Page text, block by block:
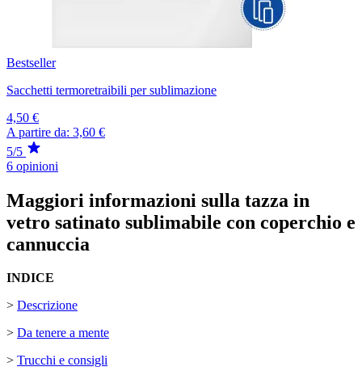
Bestseller
Sacchetti termoretraibili per sublimazione
4,50 €
A partire da: 3,60 €
5/5
6 opinioni
Maggiori informazioni sulla tazza in
vetro satinato sublimabile con coperchio e
cannuccia
INDICE
> Descrizione
> Da tenere a mente
> Trucchi e consigli